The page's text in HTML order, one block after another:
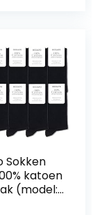
Sokken
katoen
(model: